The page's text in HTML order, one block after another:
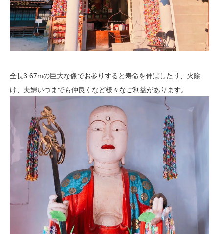
全長3.67mの巨大な像でお参りすると寿命を伸ばしたり、火除
け、夫婦いつまでも仲良くなど様々なご利益があります。